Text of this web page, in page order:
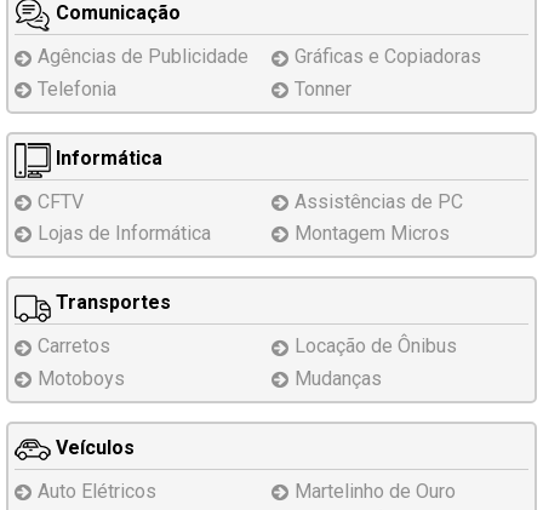
Comunicação
Agências de Publicidade
Gráficas e Copiadoras
Telefonia
Tonner
Informática
CFTV
Assistências de PC
Lojas de Informática
Montagem Micros
Transportes
Carretos
Locação de Ônibus
Motoboys
Mudanças
Veículos
Auto Elétricos
Martelinho de Ouro